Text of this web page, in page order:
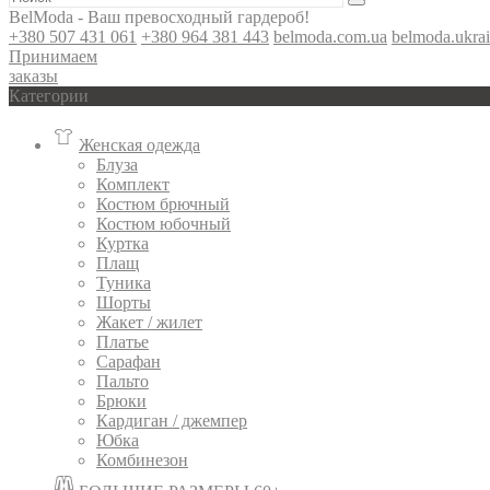
BelModa - Ваш превосходный гардероб!
+380 507 431 061 +380 964 381 443 belmoda.com.ua
Принимаем
заказы
Категории
Женская одежда
Блуза
Комплект
Костюм брючный
Костюм юбочный
Куртка
Плащ
Туника
Шорты
Жакет / жилет
Платье
Сарафан
Пальто
Брюки
Кардиган / джемпер
Юбка
Комбинезон